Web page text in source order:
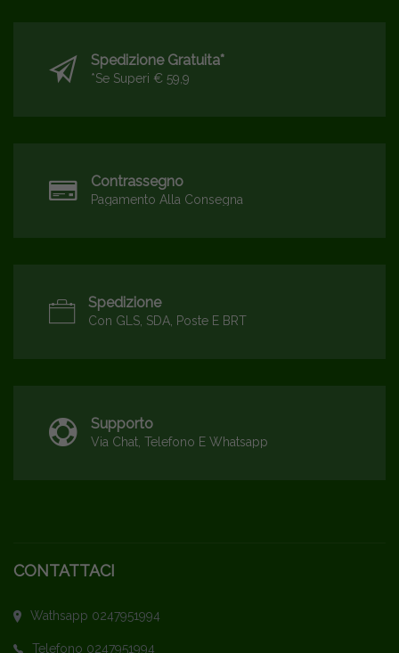
Spedizione Gratuita*
*se Superi € 59,9
Contrassegno
Pagamento Alla Consegna
Spedizione
Con GLS, SDA, Poste E BRT
Supporto
Via Chat, Telefono E Whatsapp
CONTATTACI
Wathsapp 0247951994
Telefono 0247951994